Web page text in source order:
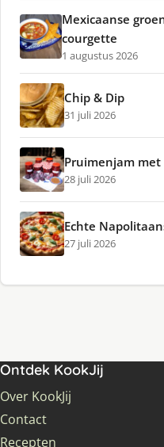
Mexicaanse
courgette
1 augustus 2026
Chip & Dip
31 juli 2026
Pruimenjam
28 juli 2026
Echte
27 juli 2026
Ontdek KookJij
Over KookJij
Contact
Recepten